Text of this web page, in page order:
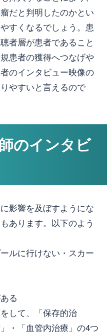
だと判明したのかとい
すくなるでしょう。患
者層が患者であること
患者の獲得へつなげや
のインタビュー映像の
やすいと言えるので
のインタビ
影響を及ぼすようにな
あります。以下のよう
ルに行けない・スカー
る
して、「保存的治
・「血管内治療」の4つ